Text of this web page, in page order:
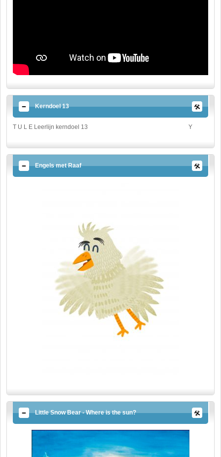
Kerndoel 13
T U L E Leerlijn kerndoel 13 Y
Engels met Raaf
Little Snow Bear - Where is the sun?